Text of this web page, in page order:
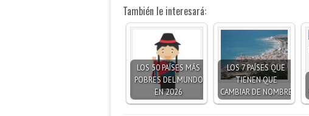
También le interesará:
LOS 50 PAÍSES MÁS
POBRES DEL MUNDO
EN 2026
LOS 7 PAÍSES QUE
TIENEN QUE
CAMBIAR DE NOMBRE